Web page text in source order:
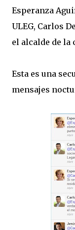
Esperanza
ULEG, Carlos
el alcalde de la
Esta es una
mensajes